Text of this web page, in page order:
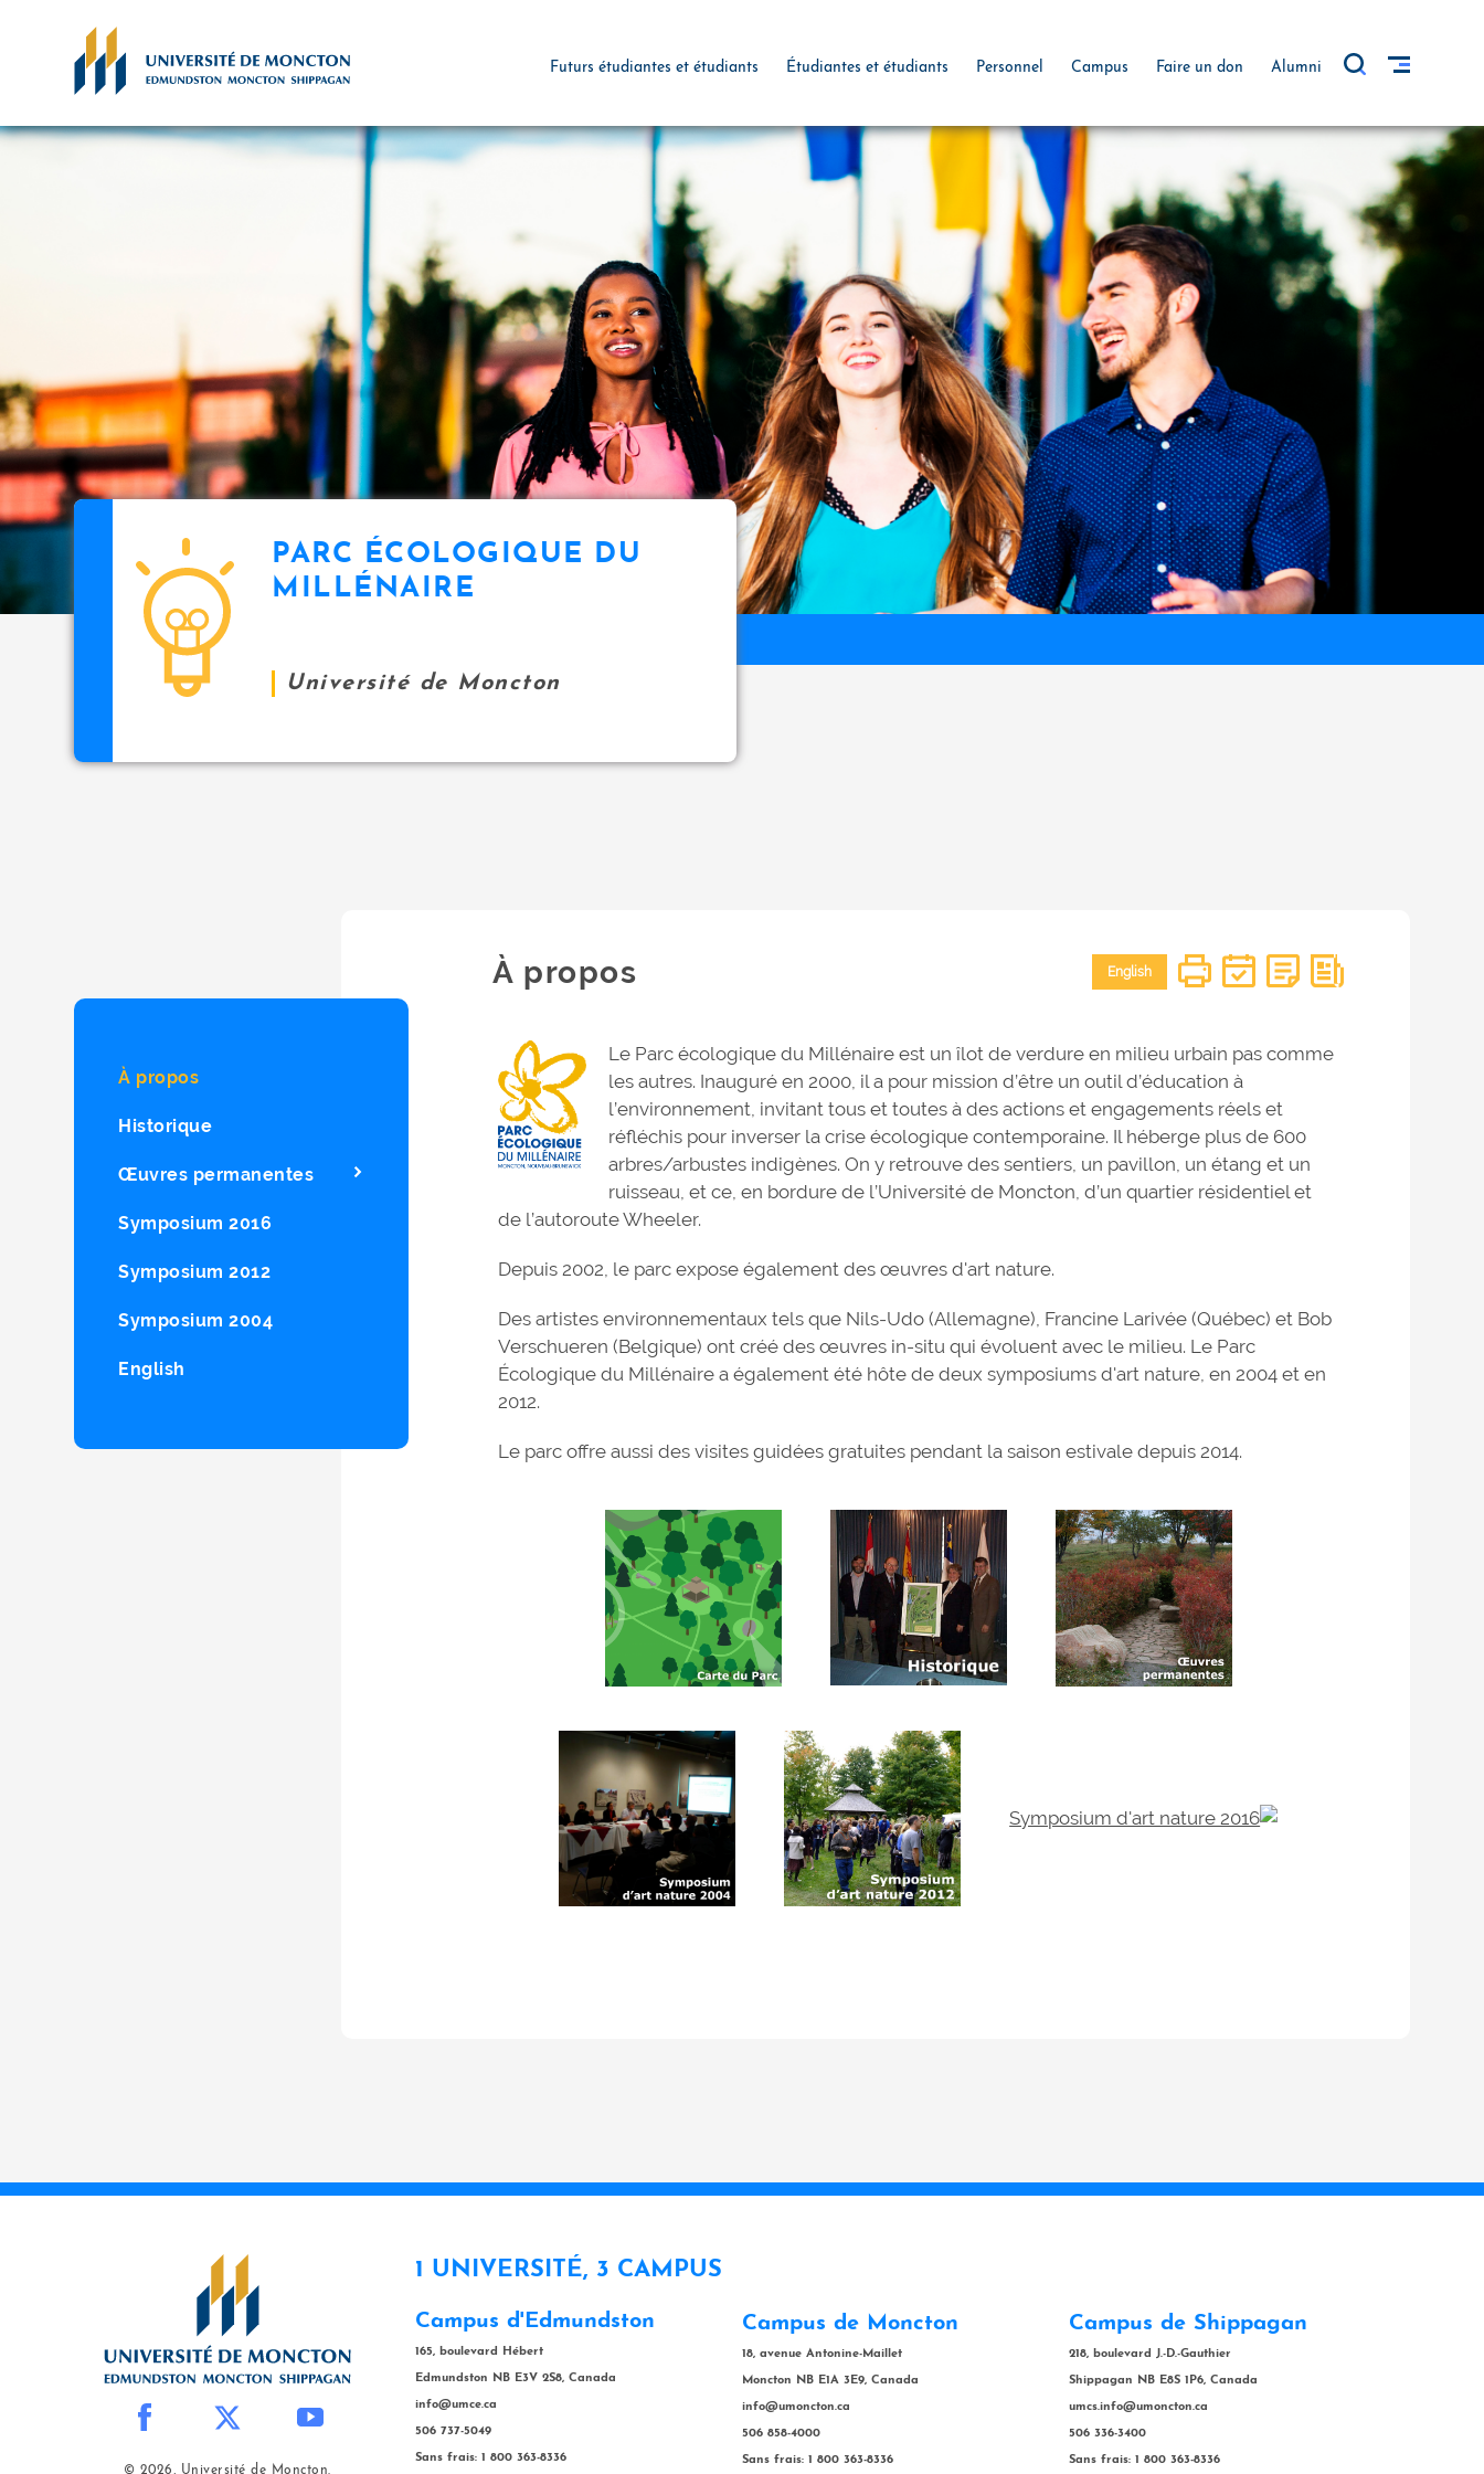
Futurs étudiantes et étudiants Étudiantes et étudiants Personnel Campus Faire un don Alumni
PARC ÉCOLOGIQUE DU
MILLÉNAIRE
Université de Moncton
À propos
Historique
Œuvres permanentes
Symposium 2016
Symposium 2012
Symposium 2004
English
English
À propos
Le Parc écologique du Millénaire est un îlot de verdure en milieu urbain pas comme
les autres. Inauguré en 2000, il a pour mission d’être un outil d’éducation à
l’environnement, invitant tous et toutes à des actions et engagements réels et
réfléchis pour inverser la crise écologique contemporaine. Il héberge plus de 600
arbres/arbustes indigènes. On y retrouve des sentiers, un pavillon, un étang et un
ruisseau, et ce, en bordure de l’Université de Moncton, d’un quartier résidentiel et
de l’autoroute Wheeler.
Depuis 2002, le parc expose également des œuvres d'art nature.
Des artistes environnementaux tels que Nils-Udo (Allemagne), Francine Larivée (Québec) et Bob
Verschueren (Belgique) ont créé des œuvres in-situ qui évoluent avec le milieu. Le Parc
Écologique du Millénaire a également été hôte de deux symposiums d'art nature, en 2004 et en
2012.
Le parc offre aussi des visites guidées gratuites pendant la saison estivale depuis 2014.
© 2026, Université de Moncton.
1 UNIVERSITÉ, 3 CAMPUS
Campus d'Edmundston
165, boulevard Hébert
Edmundston NB E3V 2S8, Canada
info@umce.ca
506 737-5049
Sans frais: 1 800 363-8336
Campus de Moncton
18, avenue Antonine-Maillet
Moncton NB E1A 3E9, Canada
info@umoncton.ca
506 858-4000
Sans frais: 1 800 363-8336
Campus de Shippagan
218, boulevard J.-D.-Gauthier
Shippagan NB E8S 1P6, Canada
umcs.info@umoncton.ca
506 336-3400
Sans frais: 1 800 363-8336